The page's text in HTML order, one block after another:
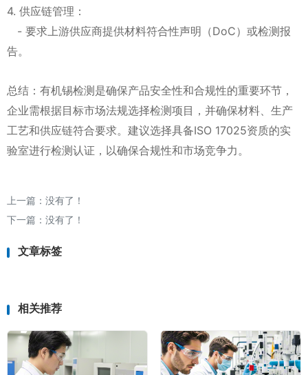
4. 供应链管理：
- 要求上游供应商提供材料符合性声明（DoC）或检测报
告。
总结：有机锡检测是确保产品安全性和合规性的重要环节，
企业需根据目标市场法规选择检测项目，并确保材料、生产
工艺和供应链符合要求。建议选择具备ISO 17025资质的实
验室进行检测认证，以确保合规性和市场竞争力。
上一篇：没有了！
下一篇：没有了！
文章标签
相关推荐